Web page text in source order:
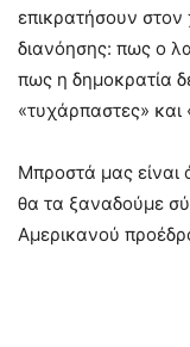
επικρατήσουν
διανόησης: πως ο
πως η δημοκρατία
«τυχάρπαστες» και
Μπροστά μας είναι
θα τα ξαναδούμε
Αμερικανού